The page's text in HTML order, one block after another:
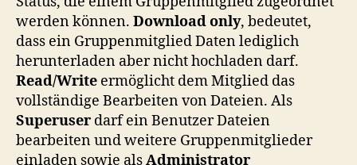
werden können. Download only, bedeutet,
dass ein Gruppenmitglied Daten lediglich
herunterladen aber nicht hochladen darf.
Read/Write ermöglicht dem Mitglied das
vollständige Bearbeiten von Dateien. Als
Superuser darf ein Benutzer Dateien
bearbeiten und weitere Gruppenmitglieder
einladen sowie alsAdministrator